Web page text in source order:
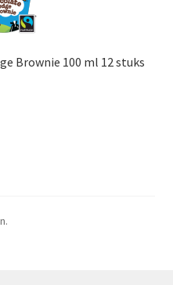
Brownie 100 ml 12 stuks